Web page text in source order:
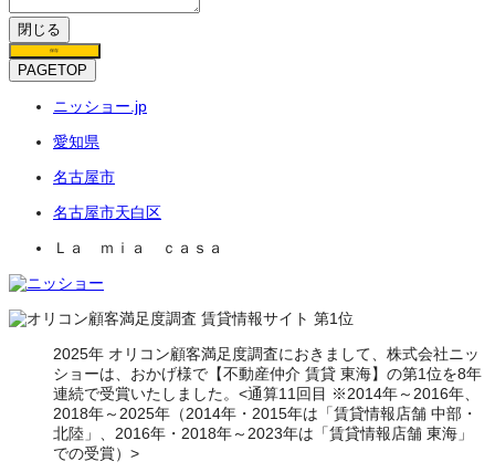
閉じる
保存
PAGETOP
ニッショー.jp
愛知県
名古屋市
名古屋市天白区
Ｌａ ｍｉａ ｃａｓａ
2025年 オリコン顧客満足度調査におきまして、株式会社ニッ
ショーは、おかげ様で【不動産仲介 賃貸 東海】の第1位を8年
連続で受賞いたしました。<通算11回目 ※2014年～2016年、
2018年～2025年（2014年・2015年は「賃貸情報店舗 中部・
北陸」、2016年・2018年～2023年は「賃貸情報店舗 東海」
での受賞）>